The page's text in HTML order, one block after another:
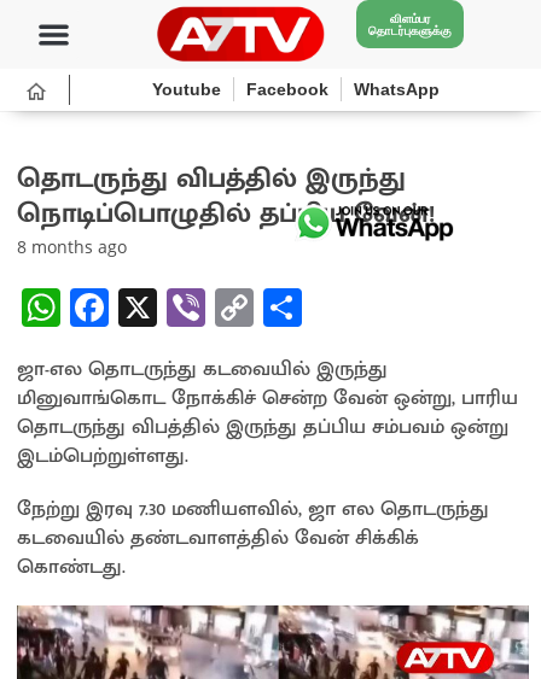
விளம்பர
தொடர்புகளுக்கு
Youtube Facebook WhatsApp
தொடருந்து விபத்தில் இருந்து
நொடிப்பொழுதில் தப்பிய வேன்!
8 months ago
W
h
at
sA
p
p
Fa
ce
b
o
o
k
X Vi
b
er
C
o
py
Li
n
k
h
ar
e
ஜா-எல தொடருந்து கடவையில் இருந்து
மினுவாங்கொட நோக்கிச் சென்ற வேன் ஒன்று, பாரிய
தொடருந்து விபத்தில் இருந்து தப்பிய சம்பவம் ஒன்று
இடம்பெற்றுள்ளது.
நேற்று இரவு 7.30 மணியளவில், ஜா எல தொடருந்து
கடவையில் தண்டவாளத்தில் வேன் சிக்கிக்
கொண்டது.